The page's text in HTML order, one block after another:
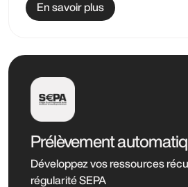
Prélèvement
Développez vos ressources
régularité SEPA
En savoir plus